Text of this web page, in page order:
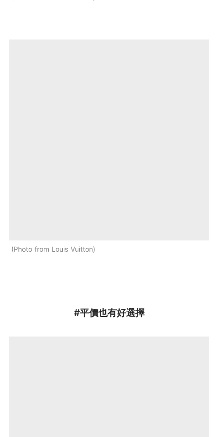
Photo from Louis Vuitton
#平價也有好選擇